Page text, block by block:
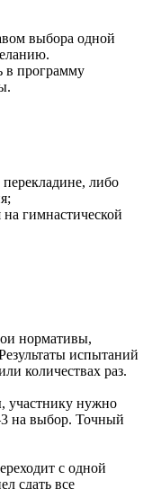
выбора одной
в программу
либо
гимнастической
нормативы,
испытаний
количествах раз.
, участнику нужно
на выбор. Точный
с одной
сдать все